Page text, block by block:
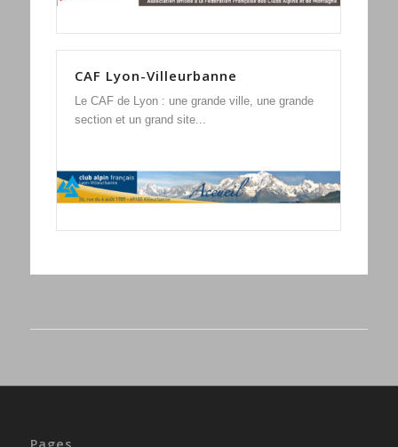
CAF Lyon-Villeurbanne
Le CAF de Lyon : une grande ville, une grande
section et un grand site...
Pages